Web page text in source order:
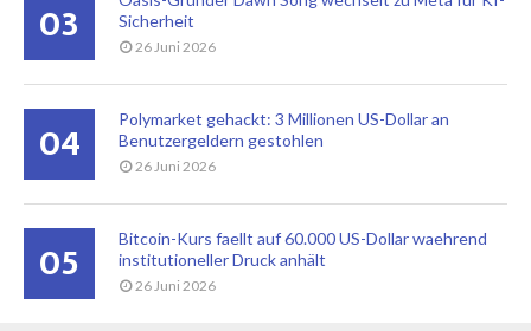
03
Sicherheit
26 Juni 2026
04
Polymarket gehackt: 3 Millionen US-Dollar an
Benutzergeldern gestohlen
26 Juni 2026
05
Bitcoin-Kurs faellt auf 60.000 US-Dollar waehrend
institutioneller Druck anhält
26 Juni 2026